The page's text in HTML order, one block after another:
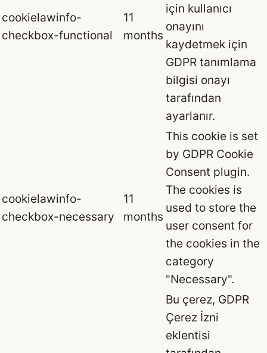
cookielawinfo-
checkbox-functional
11
months
için kullanıcı
onayını
kaydetmek için
GDPR tanımlama
bilgisi onayı
tarafından
ayarlanır.
cookielawinfo-
checkbox-necessary
11
months
This cookie is set
by GDPR Cookie
Consent plugin.
The cookies is
used to store the
user consent for
the cookies in the
category
"Necessary".
Bu çerez, GDPR
Çerez İzni
eklentisi